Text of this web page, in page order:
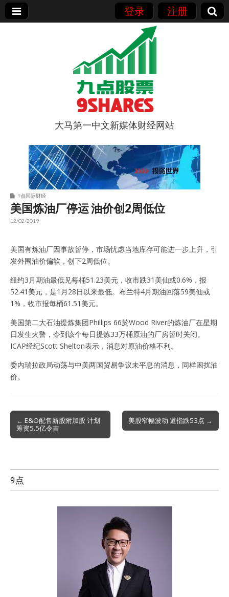
登录 注册
9点股票
大马第一中文新媒体财经网站
9点国际财经
美国炼油厂停运 油价创2周低位
12/02/2019
美国有炼油厂因事故暂停，市场忧虑当地库存可能进一步上升，引
发外围油价偏软，创下2周低位。
纽约3月期油最低见每桶51.23美元，收市跌31美仙或0.6%，报
52.41美元，是1月28日以来最低。布兰特4月期油回落59美仙或
1%，收市报每桶61.51美元。
美国第二大石油提炼集团Phillips 66於Wood River的炼油厂在星期
日发生火警，令到该个每日提炼33万桶原油的厂房暂时关闭。
ICAP经纪Scott Shelton表示，消息对原油价格不利。
委内瑞拉政局动荡与中美两国贸易争议未平息的消息，同样困扰油
价。
Post
navigation
← E&O配售新股附加股 计划
筹资5.5亿令吉
美股窄幅波动 道指跌53点 →
9点